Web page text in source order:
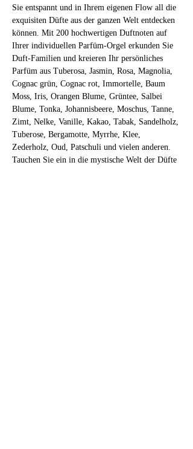
Sie entspannt und in Ihrem eigenen Flow all die
exquisiten Düfte aus der ganzen Welt entdecken
können. Mit 200 hochwertigen Duftnoten auf
Ihrer individuellen Parfüm-Orgel erkunden Sie
Duft-Familien und kreieren Ihr persönliches
Parfüm aus Tuberosa, Jasmin, Rosa, Magnolia,
Cognac grün, Cognac rot, Immortelle, Baum
Moss, Iris, Orangen Blume, Grüntee, Salbei
Blume, Tonka, Johannisbeere, Moschus, Tanne,
Zimt, Nelke, Vanille, Kakao, Tabak, Sandelholz,
Tuberose, Bergamotte, Myrrhe, Klee,
Zederholz, Oud, Patschuli und vielen anderen.
Tauchen Sie ein in die mystische Welt der Düfte